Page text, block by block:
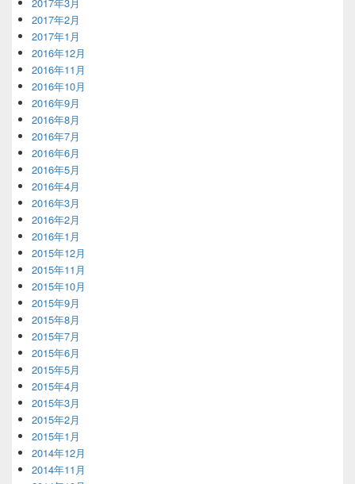
2017年2月
2017年1月
2016年12月
2016年11月
2016年10月
2016年9月
2016年8月
2016年7月
2016年6月
2016年5月
2016年4月
2016年3月
2016年2月
2016年1月
2015年12月
2015年11月
2015年10月
2015年9月
2015年8月
2015年7月
2015年6月
2015年5月
2015年4月
2015年3月
2015年2月
2015年1月
2014年12月
2014年11月